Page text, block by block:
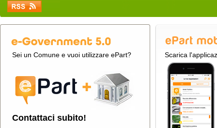
Sei un Comune e vuoi utilizzare ePart?
Contattaci subito!
Scarica